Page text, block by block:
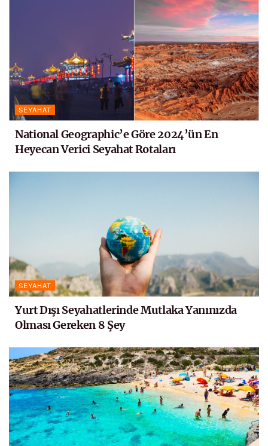
SEYAHAT
National Geographic’e Göre 2024’ün En
Heyecan Verici Seyahat Rotaları
SEYAHAT
Yurt Dışı Seyahatlerinde Mutlaka Yanınızda
Olması Gereken 8 Şey